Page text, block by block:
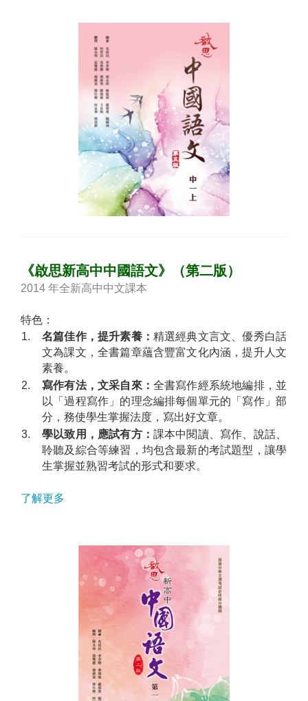
《啟思新高中中國語文》（第二版）
2014 年全新高中中文課本
特色：
1.
名篇佳作，提升素養： 精選經典文言文、優秀白話
文為課文，全書篇章蘊含豐富文化內涵，提升人文
素養。
2.
寫作有法，文采自來： 全書寫作經系統地編排，並
以「過程寫作」的理念編排每個單元的「寫作」部
分，務使學生掌握法度，寫出好文章。
3.
學以致用，應試有方： 課本中閱讀、寫作、說話、
聆聽及綜合等練習，均包含最新的考試題型，讓學
生掌握並熟習考試的形式和要求。
了解更多